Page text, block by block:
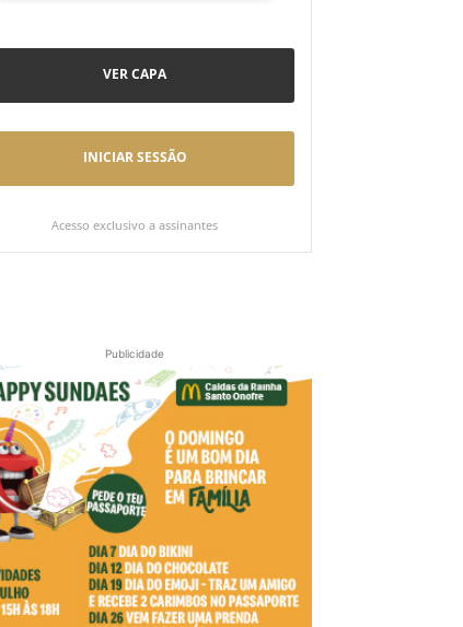
VER CAPA
INICIAR SESSÃO
Acesso exclusivo a assinantes
Publicidade